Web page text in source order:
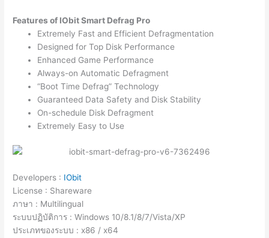
Features of IObit Smart Defrag Pro
Extremely Fast and Efficient Defragmentation
Designed for Top Disk Performance
Enhanced Game Performance
Always-on Automatic Defragment
“Boot Time Defrag” Technology
Guaranteed Data Safety and Disk Stability
On-schedule Disk Defragment
Extremely Easy to Use
Developers : IObit
License : Shareware
ภาษา : Multilingual
ระบบปฏิบัติการ : Windows 10/8.1/8/7/Vista/XP
ประเภทของระบบ : x86 / x64